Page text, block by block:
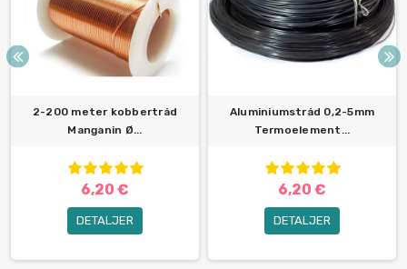
2-200 meter kobbertråd
Manganin Ø...
6,20 €
DETALJER
Aluminiumstråd 0,2-5mm
Termoelement...
6,20 €
DETALJER